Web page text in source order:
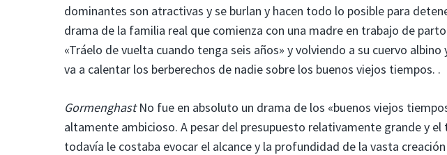
dominantes son atractivas y se burlan y hacen todo lo posible para
drama de la familia real que comienza con una madre en trabajo de
«Tráelo de vuelta cuando tenga seis años» y volviendo a su cuervo
va a calentar los berberechos de nadie sobre los buenos viejos tiempos. .
GormenghastNo fue en absoluto un drama de los «buenos viejos
altamente ambicioso. A pesar del presupuesto relativamente grande y
todavía le costaba evocar el alcance y la profundidad de la vasta